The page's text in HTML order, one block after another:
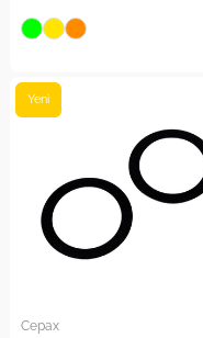
Cepax
Yeni